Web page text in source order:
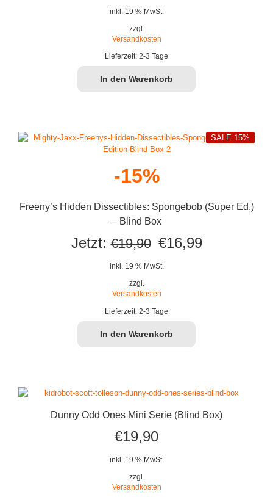
inkl. 19 % MwSt.
zzgl.
Versandkosten
Lieferzeit: 2-3 Tage
In den Warenkorb
-15%
Freeny’s Hidden Dissectibles: Spongebob (Super Ed.)
– Blind Box
SALE 15%
Jetzt: €19,90 Ursprünglicher
Preis
€19,90
€16,99Aktueller
inkl. 19 % MwSt.
zzgl.
Versandkosten
Lieferzeit: 2-3 Tage
In den Warenkorb
Dunny Odd Ones Mini Serie (Blind Box)
€19,90
inkl. 19 % MwSt.
zzgl.
Versandkosten